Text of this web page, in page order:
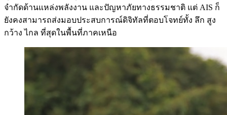
จำกัดด้านแหล่งพลังงาน และปัญหาภัยทางธรรมชาติ แต่ AIS ก็
ยังคงสามารถส่งมอบประสบการณ์ดิจิทัลที่ตอบโจทย์ทั้ง ลึก สูง
กว้าง ไกล ที่สุดในพื้นที่ภาคเหนือ